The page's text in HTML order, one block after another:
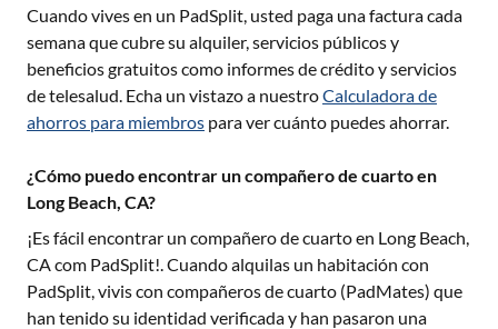
Cuando vives en un PadSplit, usted paga una factura cada
semana que cubre su alquiler, servicios públicos y
beneficios gratuitos como informes de crédito y servicios
de telesalud. Echa un vistazo a nuestroCalculadora de
ahorros para miembros para ver cuánto puedes ahorrar.
¿Cómo puedo encontrar un compañero de cuarto en
Long Beach, CA?
¡Es fácil encontrar un compañero de cuarto en Long Beach,
CAcom PadSplit!. Cuando alquilas un habitación con
PadSplit, vivis con compañeros de cuarto (PadMates) que
han tenido su identidad verificada y han pasaron una